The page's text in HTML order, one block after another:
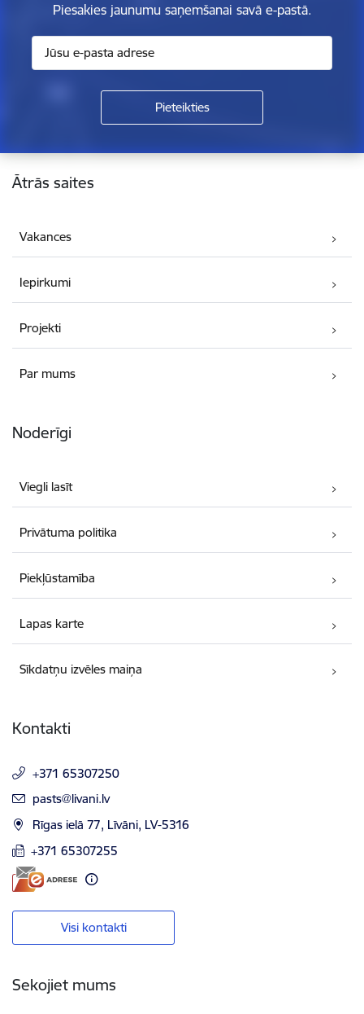
Piesakies jaunumu saņemšanai savā e-pastā.
Kājene
Ātrās saites
Vakances
Iepirkumi
Projekti
Par mums
Noderīgi
Viegli lasīt
Privātuma politika
Piekļūstamība
Lapas karte
Sīkdatņu izvēles maiņa
Kontakti
+371 65307250
E-pasts:
pasts@livani.lv
Rīgas ielā 77, Līvāni, LV-5316
+371 65307255
Visi kontakti
Sekojiet mums